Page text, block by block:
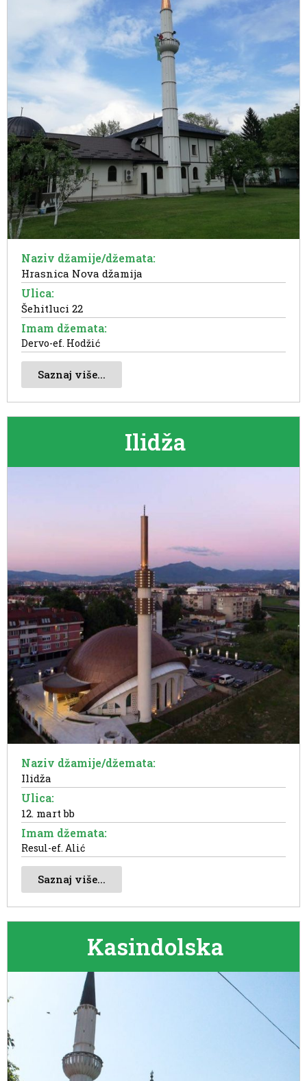
Naziv džamije/džemata:
Hrasnica Nova džamija
Ulica:
Šehitluci 22
Imam džemata:
Dervo-ef. Hodžić
Saznaj više...
Ilidža
Naziv džamije/džemata:
Ilidža
Ulica:
12. mart bb
Imam džemata:
Resul-ef. Alić
Saznaj više...
Kasindolska